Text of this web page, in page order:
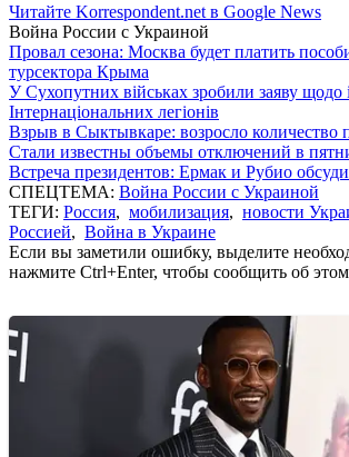
Читайте Korrespondent.net в Google News
Война России с Украиной
Провал сезона: Москва будет платить
турсектора Крыма
У Сухопутних військах зробили заяву щодо
Інтернаціональних легіонів
Взрыв в Сыктывкаре: возросло количество
Стали известны объемы отключений в
Встреча президентов: Ермак и Рубио
СПЕЦТЕМА: Война России с Украиной
ТЕГИ: Россия, мобилизация, новости
Россией, Война в Украине
Если вы заметили ошибку, выделите
нажмите Ctrl+Enter, чтобы сообщить об